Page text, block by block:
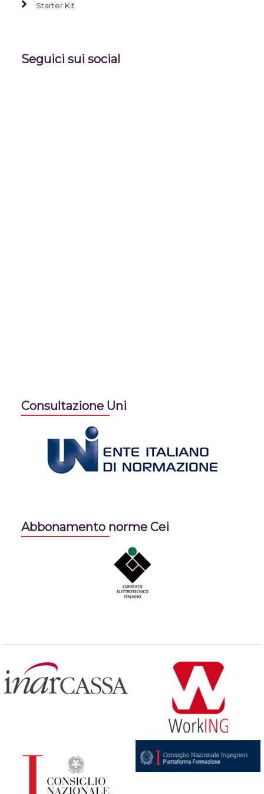
Starter Kit
Seguici sui social
Consultazione Uni
Abbonamento norme Cei